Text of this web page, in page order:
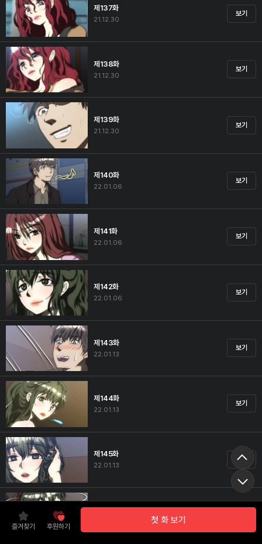
즐겨찾기 후원하기
첫 화 보기
제137화
21.12.30
보기
제138화
21.12.30
보기
제139화
21.12.30
보기
제140화
22.01.06
보기
제141화
22.01.06
보기
제142화
22.01.06
보기
제143화
22.01.13
보기
제144화
22.01.13
보기
제145화
22.01.13
보기
제146화